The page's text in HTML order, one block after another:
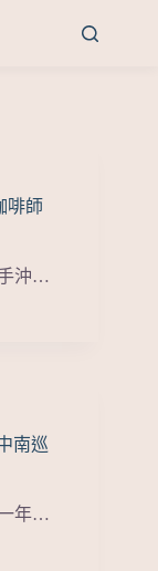
啡師
沖…
南巡
年…